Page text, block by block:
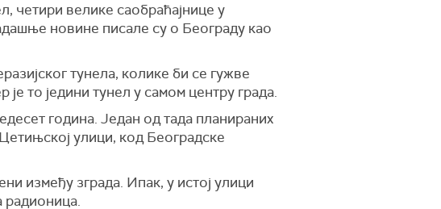
четири велике саобраћајнице у
новине писале су о Београду као
тунела, колике би се гужве
то једини тунел у самом центру града.
година. Један од тада планираних
улици, код Београдске
између зграда. Ипак, у истој улици
радионица.